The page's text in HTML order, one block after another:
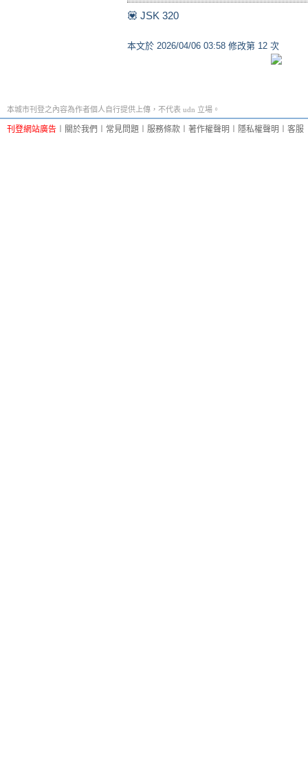
💟 JSK 320
本文於 2026/04/06 03:58 修改第 12 次
本城市刊登之內容為作者個人自行提供上傳，不代表 udn 立場。
刊登網站廣告 關於我們 常見問題 服務條款 著作權聲明 隱私權聲明 客服